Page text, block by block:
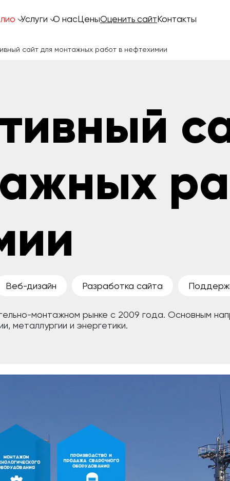
Услуги О насЦеныОценить сайтКонтакты
сайт для монтажных работ в нефтехимии
Веб-дизайн Разработка сайта
монтажном рынке с 2009 года. Основным
металлургии и энергетики.